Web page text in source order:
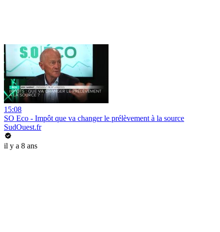
15:08
SO Eco - Impôt que va changer le prélèvement à la source
SudOuest.fr
il y a 8 ans